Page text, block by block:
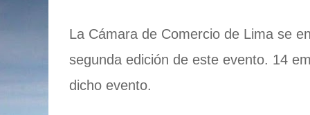
La Cámara de Comercio de Lima se
segunda edición de este evento. 14
dicho evento.